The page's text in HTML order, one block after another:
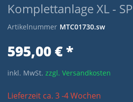
Komplettanlage XL - SP
Artikelnummer MTC01730.sw
595,00 € *
inkl. MwSt. zzgl. Versandkosten
Lieferzeit ca. 3 -4 Wochen